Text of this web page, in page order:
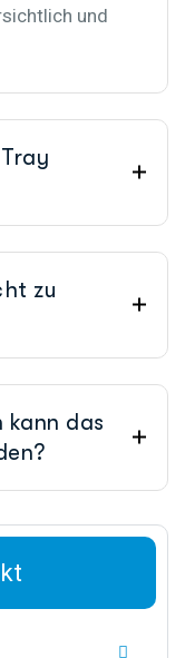
und
zu
kann das